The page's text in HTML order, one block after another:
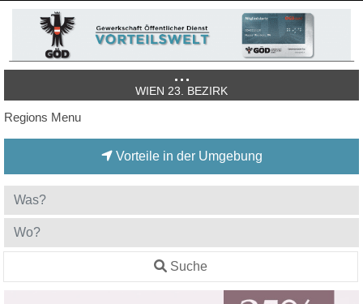
WIEN 23. BEZIRK
Regions Menu
Vorteile in der Umgebung
Suche